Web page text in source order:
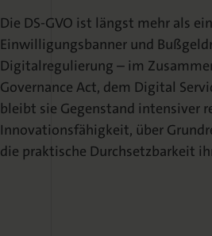
Die DS-GVO ist längst mehr als
Einwilligungsbanner und
Digitalregulierung – im
Governance Act, dem Digital
bleibt sie Gegenstand intensiver
Innovationsfähigkeit, über
die praktische Durchsetzbarkeit